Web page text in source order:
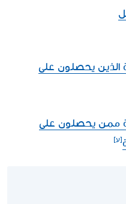
الذين يحصلون على
ممن يحصلون على